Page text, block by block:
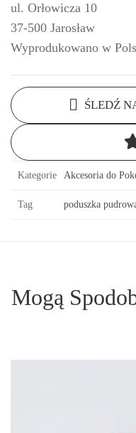
ul. Orłowicza 10
37-500 Jarosław
Wyprodukowano w
ŚLEDŹ
Kategorie Akcesoria do
Tag poduszka
Mogą